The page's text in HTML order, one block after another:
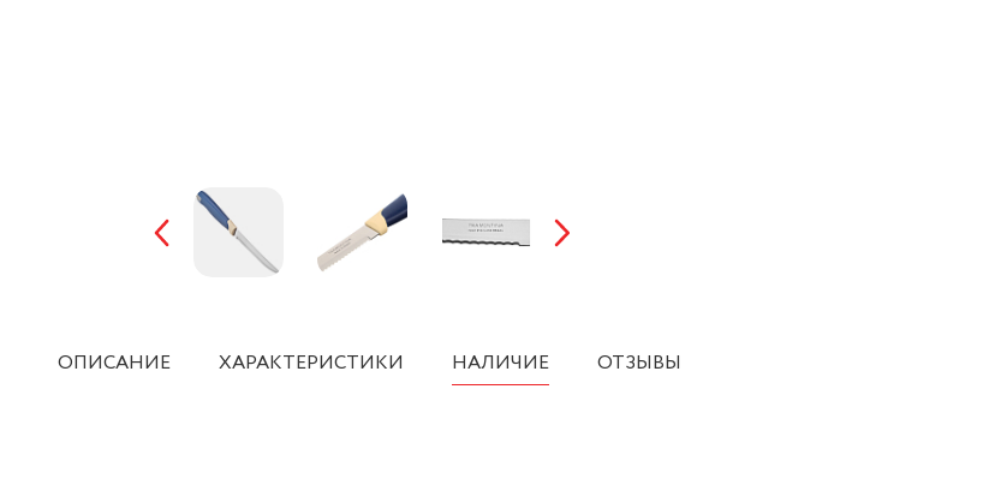
ОПИСАНИЕ ХАРАКТЕРИСТИКИ НАЛИЧИЕ ОТЗЫВЫ